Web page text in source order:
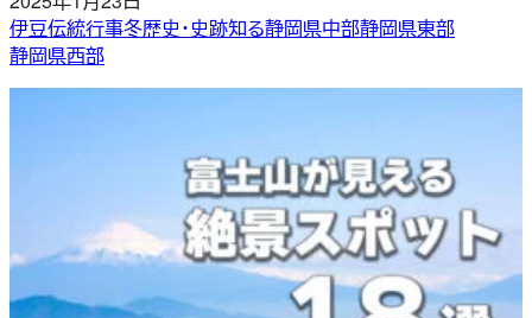
伊豆伝統行事冬歴史・史跡知る静岡県中部静岡県東部
静岡県西部